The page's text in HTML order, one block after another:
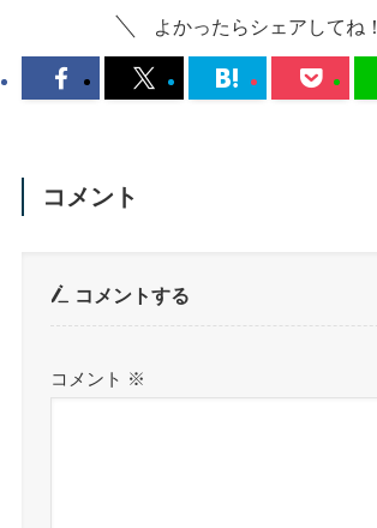
よかったらシェアしてね！
コメント
コメントする
コメント ※